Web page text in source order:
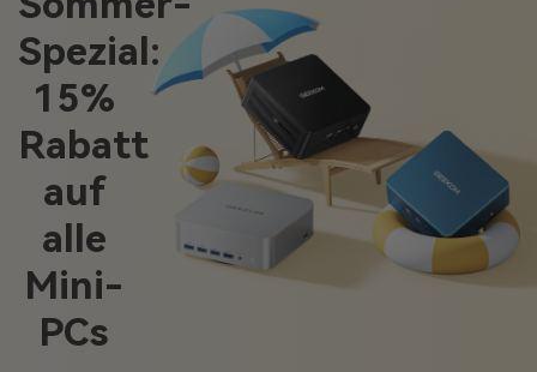
Spezial:
15%
Rabatt
auf
alle
Mini-
PCs